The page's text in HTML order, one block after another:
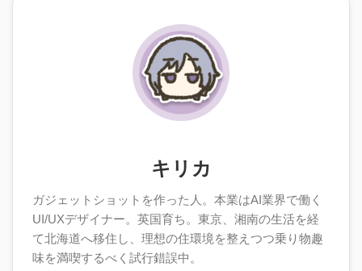
キリカ
ガジェットショットを作った人。本業はAI業界で働く
UI/UXデザイナー。英国育ち。東京、湘南の生活を経
て北海道へ移住し、理想の住環境を整えつつ乗り物趣
味を満喫するべく試行錯誤中。